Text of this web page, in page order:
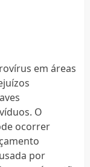
em áreas
O
ocorrer
por